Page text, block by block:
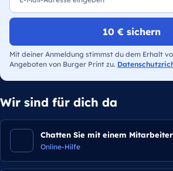
10 € sichern
Mit deiner Anmeldung stimmst du dem Erhalt
Angeboten von Burger Print zu.
Wir sind für dich da
Chatten Sie mit einem Mitarbeiter
Online-Hilfe